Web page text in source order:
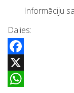
Informāciju
Dalies:
Facebook
X